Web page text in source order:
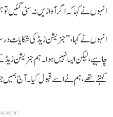
انہو ں نے کہا کہ اگر آوازیں نہ سنی گئیں
انہوں نے کہا، " جنریشن زیڈ کی شکایات
چاہیے، لیکن ایسا نہیں ہوا۔ ہم جنریشن
کہتے تھے، ہم نےاسے قبول کیا۔ آج